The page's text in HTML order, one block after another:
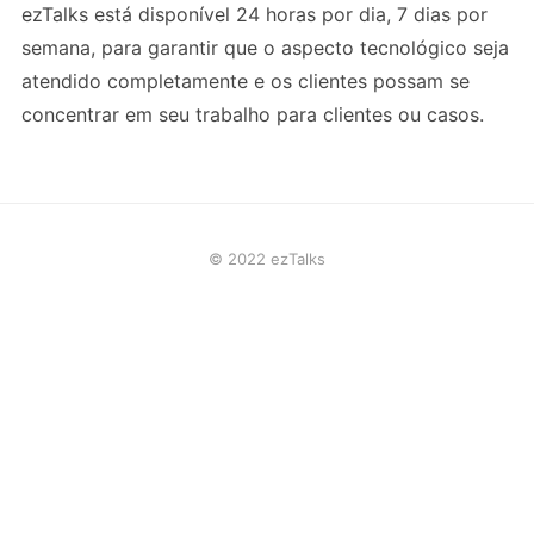
ezTalks está disponível 24 horas por dia, 7 dias por
semana, para garantir que o aspecto tecnológico seja
atendido completamente e os clientes possam se
concentrar em seu trabalho para clientes ou casos.
© 2022 ezTalks